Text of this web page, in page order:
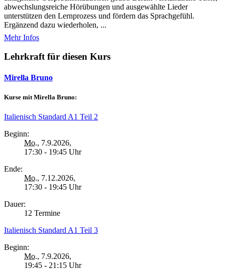
abwechslungsreiche Hörübungen und ausgewählte Lieder
unterstützen den Lernprozess und fördern das Sprachgefühl.
Ergänzend dazu wiederholen, ...
Mehr Infos
Lehrkraft für diesen Kurs
Mirella Bruno
Kurse mit Mirella Bruno:
Italienisch Standard A1 Teil 2
Beginn:
Mo., 7.9.2026,
17:30 - 19:45 Uhr
Ende:
Mo., 7.12.2026,
17:30 - 19:45 Uhr
Dauer:
12 Termine
Italienisch Standard A1 Teil 3
Beginn:
Mo., 7.9.2026,
19:45 - 21:15 Uhr